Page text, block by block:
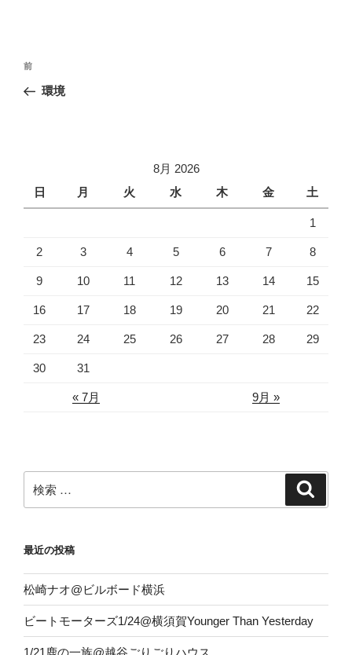
投
ナ
シ
ョ
過
去
前
環境
8月 2026
日
月 火 水 木 金 土
1
2 3 4 5 6 7 8
9 10 11 12 13 14 15
16 17 18 19 20 21 22
23 24 25 26 27 28 29
30 31
« 7月 9月 »
索:
最近の投稿
松崎ナオ@ビルボード横浜
ビートモーターズ1/24@横須賀Younger Than Yesterday
1/21鹿の一族@越谷ごりごりハウス